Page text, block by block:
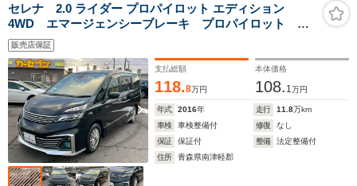
セレナ 2.0 ライダー プロパイロット エディション
4WD エマージェンシーブレーキ プロパイロット レ
ーダークルーズ 両側パワースライド シートヒータ
ー コーナーセンサー LEDヘッドライト ETC バッ
クカメラ
販売店保証
支払総額
118.8万円
本体価格
108. 1万円
年式 2016年 走行 11.8万km
車検
車検整備付 修復
なし
保証
保証付 整備
法定整備付
住所
青森県南津軽郡